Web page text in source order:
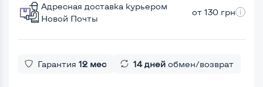
Адресная доставка курьером
Новой Почты
от 130 грн
Гарантия 12 мес 14 дней обмен/возврат